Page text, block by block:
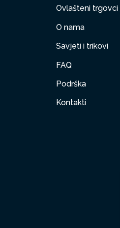
Ovlašteni trgovci
O nama
Savjeti i trikovi
FAQ
Podrška
Kontakti